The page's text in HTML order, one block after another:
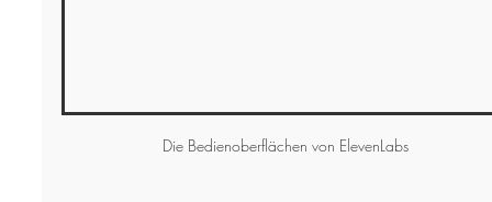
Die Bedienoberflächen von ElevenLabs